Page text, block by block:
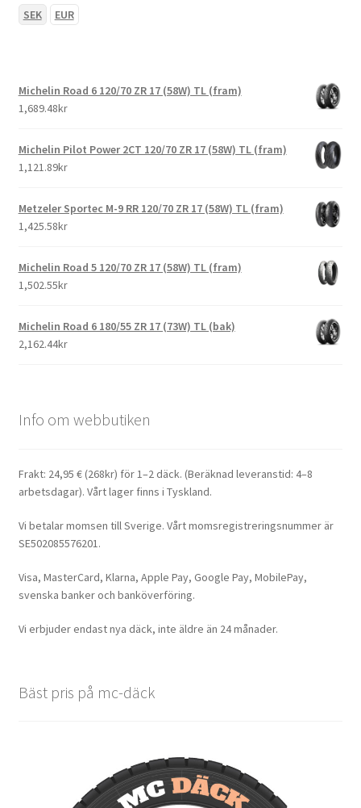
SEK EUR
Michelin Road 6 120/70 ZR 17 (58W) TL (fram)
1,689.48kr
Michelin Pilot Power 2CT 120/70 ZR 17 (58W) TL (fram)
1,121.89kr
Metzeler Sportec M-9 RR 120/70 ZR 17 (58W) TL (fram)
1,425.58kr
Michelin Road 5 120/70 ZR 17 (58W) TL (fram)
1,502.55kr
Michelin Road 6 180/55 ZR 17 (73W) TL (bak)
2,162.44kr
Info om webbutiken
Frakt: 24,95 € (268kr) för 1–2 däck. (Beräknad leveranstid: 4–8
arbetsdagar). Vårt lager finns i Tyskland.
Vi betalar momsen till Sverige. Vårt momsregistreringsnummer är
SE502085576201.
Visa, MasterCard, Klarna, Apple Pay, Google Pay, MobilePay,
svenska banker och banköverföring.
Vi erbjuder endast nya däck, inte äldre än 24 månader.
Bäst pris på mc-däck